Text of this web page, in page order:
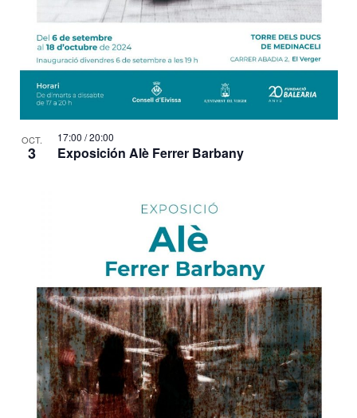
OCT.
3 Exposición Alè Ferrer Barbany
17:00 / 20:00